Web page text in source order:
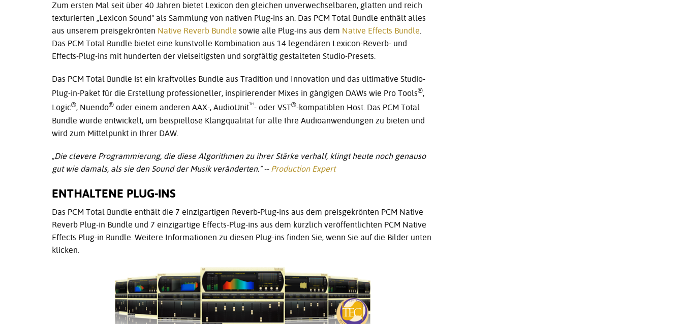
Zum ersten Mal seit über 40 Jahren bietet Lexicon den gleichen unverwechselbaren, glatten und reich
texturierten „Lexicon Sound" als Sammlung von nativen Plug-ins an. Das PCM Total Bundle enthält alles
aus unserem preisgekrönten Native Reverb Bundle sowie alle Plug-ins aus dem Native Effects Bundle.
Das PCM Total Bundle bietet eine kunstvolle Kombination aus 14 legendären Lexicon-Reverb- und
Effects-Plug-ins mit hunderten der vielseitigsten und sorgfältig gestalteten Studio-Presets.
Das PCM Total Bundle ist ein kraftvolles Bundle aus Tradition und Innovation und das ultimative Studio-
Plug-in-Paket für die Erstellung professioneller, inspirierender Mixes in gängigen DAWs wie Pro Tools®,
Logic®, Nuendo® oder einem anderen AAX-, AudioUnit™- oder VST®-kompatiblen Host. Das PCM Total
Bundle wurde entwickelt, um beispiellose Klangqualität für alle Ihre Audioanwendungen zu bieten und
wird zum Mittelpunkt in Ihrer DAW.
„Die clevere Programmierung, die diese Algorithmen zu ihrer Stärke verhalf, klingt heute noch genauso
gut wie damals, als sie den Sound der Musik veränderten." -- Production Expert
ENTHALTENE PLUG-INS
Das PCM Total Bundle enthält die 7 einzigartigen Reverb-Plug-ins aus dem preisgekrönten PCM Native
Reverb Plug-in Bundle und 7 einzigartige Effects-Plug-ins aus dem kürzlich veröffentlichten PCM Native
Effects Plug-in Bundle. Weitere Informationen zu diesen Plug-ins finden Sie, wenn Sie auf die Bilder unten
klicken.